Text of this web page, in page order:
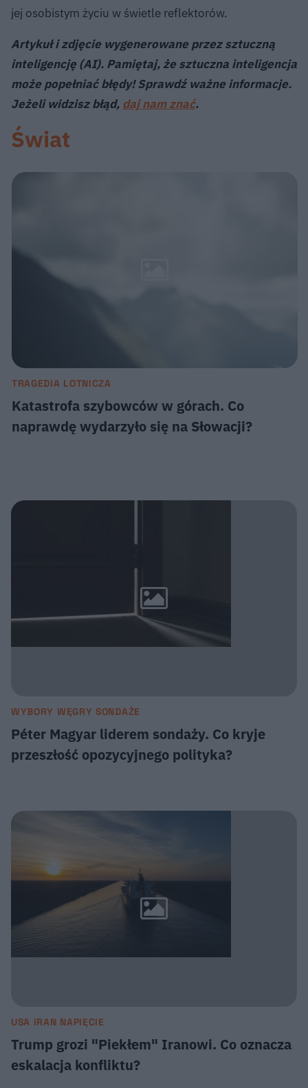
jej osobistym życiu w świetle reflektorów.
Artykuł i zdjęcie wygenerowane przez sztuczną
inteligencję (AI). Pamiętaj, że sztuczna inteligencja
może popełniać błędy! Sprawdź ważne informacje.
Jeżeli widzisz błąd, daj nam znać.
Świat
TRAGEDIA LOTNICZA
Katastrofa szybowców w górach. Co
naprawdę wydarzyło się na Słowacji?
WYBORY WĘGRY SONDAŻE
Péter Magyar liderem sondaży. Co kryje
przeszłość opozycyjnego polityka?
USA IRAN NAPIĘCIE
Trump grozi "Piekłem" Iranowi. Co oznacza
eskalacja konfliktu?